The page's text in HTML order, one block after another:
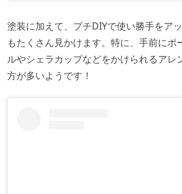
塗装に加えて、プチDIYで使い勝手をア
もたくさん見かけます。特に、手前にポ
ルやシェラカップなどをかけられるアレ
方が多いようです！